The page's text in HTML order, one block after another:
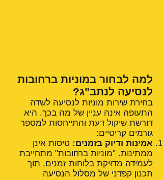
למה לבחור במוניות ברחובות
לנסיעה לנתב"ג?
בחירת שירות מוניות לנסיעה לשדה
התעופה אינה עניין של מה בכך. היא
דורשת שיקול דעת והתייחסות למספר
גורמים קריטיים:
אמינות ודיוק בזמנים: טיסות אינן
ממתינות. "מוניות ברחובות" מתחייבת
לעמידה מדויקת בלוחות זמנים, תוך
תכנון קפדני של מסלול הנסיעה